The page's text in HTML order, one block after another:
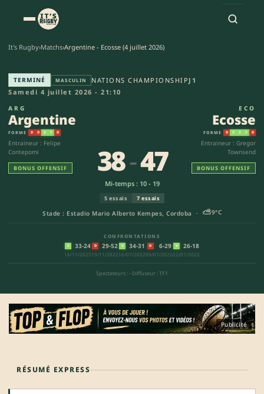
It's Rugby›Matchs›Argentine - Ecosse (4 juillet 2026)
Argentine - Ecosse (38-47) |
TERMINÉ MASCULIN NATIONS CHAMPIONSHIP J1
Samedi 4 juillet 2026 - 21:10
ARG
Argentine
FORME D D V V D
Entraineur : Felipe
Contepomi
BONUS OFFENSIF
Stade : Estadio Mario Alberto Kempes, Cordoba · ⛅9°C
38-47
Mi-temps : 10 - 19
5 essais 7 essais
CONFRONTATIONS
V 33-24
16/11/2025
D 29-52
19/11/2022
V 34-31
16/07/2022
D 6-29
09/07/2022
V 26-18
02/07/2022
Spectateurs : - Diffuseur : TF1
ECO
Ecosse
FORME D V V V D
Entraineur : Gregor
Townsend
BONUS OFFENSIF
Publicité
RÉSUMÉ EXPRESS